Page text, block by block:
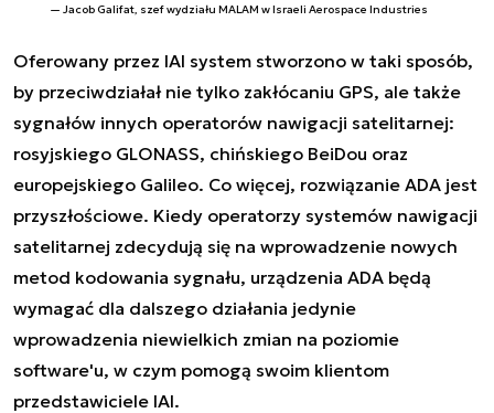
Jacob Galifat, szef wydziału MALAM w Israeli Aerospace Industries
Oferowany przez IAI system stworzono w taki sposób,
by przeciwdziałał nie tylko zakłócaniu GPS, ale także
sygnałów innych operatorów nawigacji satelitarnej:
rosyjskiego GLONASS, chińskiego BeiDou oraz
europejskiego Galileo. Co więcej, rozwiązanie ADA jest
przyszłościowe. Kiedy operatorzy systemów nawigacji
satelitarnej zdecydują się na wprowadzenie nowych
metod kodowania sygnału, urządzenia ADA będą
wymagać dla dalszego działania jedynie
wprowadzenia niewielkich zmian na poziomie
software'u, w czym pomogą swoim klientom
przedstawiciele IAI.